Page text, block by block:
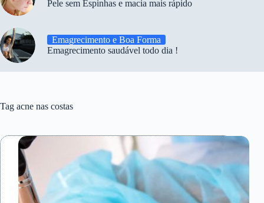
Pele sem Espinhas e macia mais rápido
Emagrecimento e Boa Forma
Emagrecimento saudável todo dia !
Tag acne nas costas